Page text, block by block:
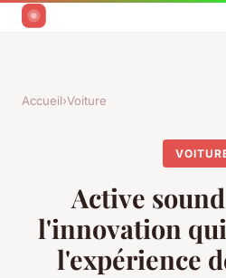
Accueil›Voiture
Active
l'innovation
l'expérience